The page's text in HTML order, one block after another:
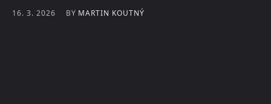
16. 3. 2026 BY MARTIN KOUTNÝ